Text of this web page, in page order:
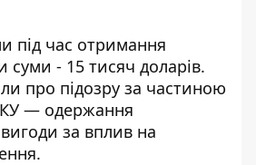
під час отримання
суми - 15 тисяч доларів.
про підозру за частиною
— одержання
за вплив на